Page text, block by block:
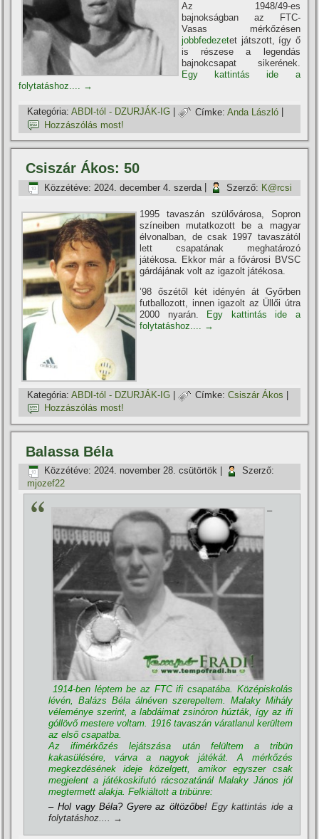
Az 1948/49-es
bajnokságban az FTC-
Vasas mérkőzésen
jobbfedezetet játszott, í­gy ő
is részese a legendás
bajnokcsapat sikerének.
Egy kattintás ide a
folytatáshoz.... →
Kategória: ABDI-tól - DZURJÁK-IG | Címke: Anda László
Hozzászólás most!
Csiszár Ákos: 50
Közzétéve: 2024. december 4. szerda Szerző: K@rcsi
1995 tavaszán szülővárosa, Sopron
szí­neiben mutatkozott be a magyar
élvonalban, de csak 1997 tavaszától
lett csapatának meghatározó
játékosa. Ekkor már a fővárosi BVSC
gárdájának volt az igazolt játékosa.
’98 őszétől két idényén át Győrben
futballozott, innen igazolt az Üllői útra
2000 nyarán.
Egy kattintás ide a
folytatáshoz.... →
Kategória: ABDI-tól - DZURJÁK-IG | Címke: Csiszár Ákos
Hozzászólás most!
Balassa Béla
Közzétéve: 2024. november 28. csütörtök
Szerző:
mjozef22
–
1914-ben léptem be az FTC ifi csapatába. Középiskolás
lévén, Balázs Béla álnéven szerepeltem. Malaky Mihály
véleménye szerint, a labdáimat zsinóron húzták, í­gy az ifi
góllövő mestere voltam. 1916 tavaszán váratlanul kerültem
az első csapatba.
Az ifimérkőzés lejátszása után felültem a tribün
kakasülésére, várva a nagyok játékát. A mérkőzés
megkezdésének ideje közelgett, amikor egyszer csak
megjelent a játékoskifutó rácsozatánál Malaky János jól
megtermett alakja. Felkiáltott a tribünre:
– Hol vagy Béla? Gyere az öltözőbe! Egy kattintás ide a
folytatáshoz.... →